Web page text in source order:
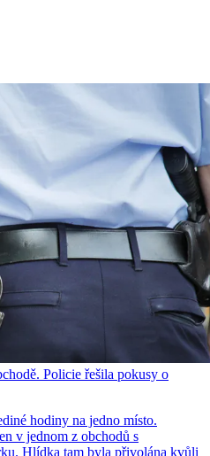
Policie řešila pokusy o
hodiny na jedno místo.
v jednom z obchodů s
Hlídka tam byla přivolána kvůli